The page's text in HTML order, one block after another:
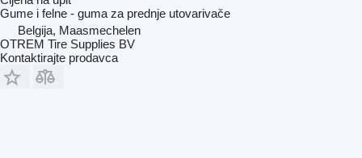
Gume i felne - guma za prednje utovarivače
Belgija, Maasmechelen
OTREM Tire Supplies BV
Kontaktirajte prodavca